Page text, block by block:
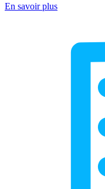
En savoir plus